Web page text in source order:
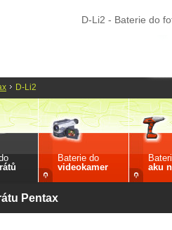
D-Li2 - Baterie do
Baterie do
videokamer
aku
Pentax
D-Li2